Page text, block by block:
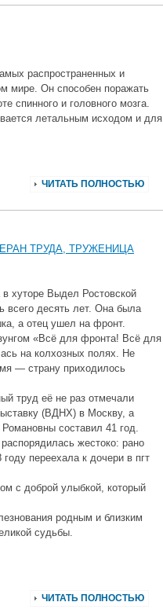
распространенных и
мире. Он способен поражать
спинного и головного мозга.
летальным исходом и для
ЧИТАТЬ ПОЛНОСТЬЮ
ТРУДА, ТРУЖЕНИЦА
хуторе Выдел Ростовской
всего десять лет. Она была
а отец ушел на фронт.
«Всё для фронта! Всё для
на колхозных полях. Не
— страну приходилось
труд её не раз отмечали
(ВДНХ) в Москву, а
составил 41 год.
жестоко: рано
переехала к дочери в пгт
с доброй улыбкой, который
родным и близким
судьбы.
ЧИТАТЬ ПОЛНОСТЬЮ